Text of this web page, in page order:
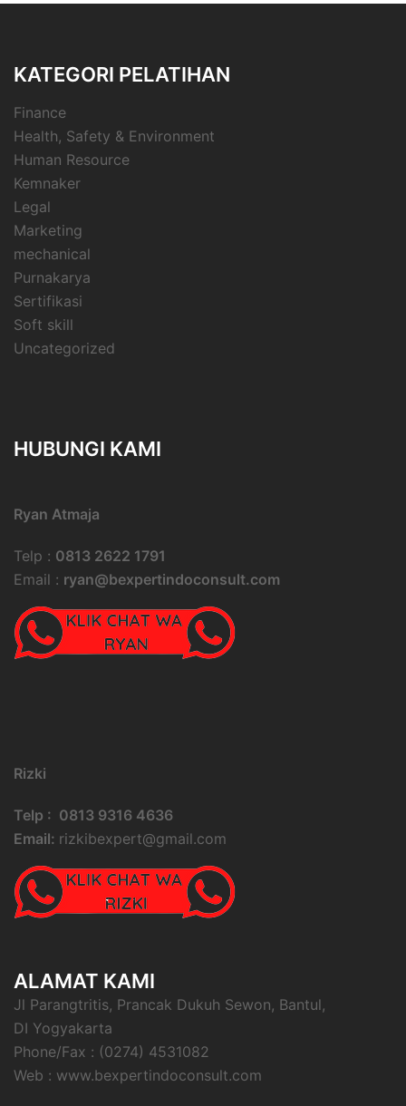
KATEGORI PELATIHAN
Finance
Health, Safety & Environment
Human Resource
Kemnaker
Legal
Marketing
mechanical
Purnakarya
Sertifikasi
Soft skill
Uncategorized
HUBUNGI KAMI
Ryan Atmaja
Telp : 0813 2622 1791
Email : ryan@bexpertindoconsult.com
Rizki
Telp : 0813 9316 4636
Email: rizkibexpert@gmail.com
ALAMAT KAMI
Jl Parangtritis, Prancak Dukuh Sewon, Bantul,
DI Yogyakarta
Phone/Fax : (0274) 4531082
Web : www.bexpertindoconsult.com